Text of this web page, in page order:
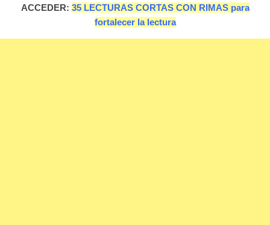
ACCEDER: 35 LECTURAS CORTAS CON RIMAS para
fortalecer la lectura